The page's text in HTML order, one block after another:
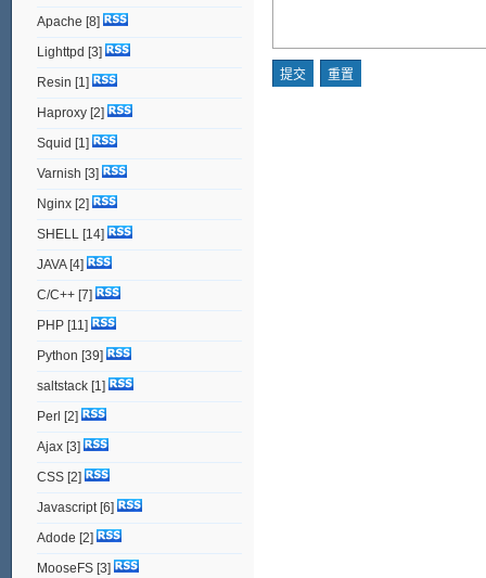
Apache [8]
Lighttpd [3]
Resin [1]
Haproxy[2]
Squid [1]
Varnish [3]
Nginx[2]
SHELL [14]
JAVA[4]
C/C++[7]
PHP[11]
Python [39]
saltstack[1]
Perl [2]
Ajax[3]
CSS[2]
Javascript[6]
Adode [2]
MooseFS[3]